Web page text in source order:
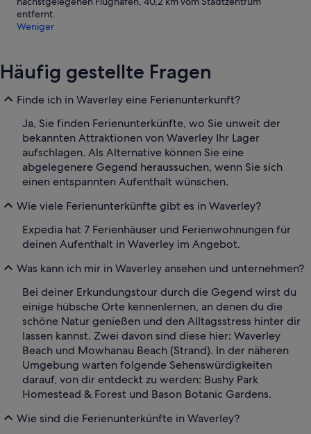
entfernt.
Weniger
Häufig gestellte Fragen
Finde ich in Waverley eine Ferienunterkunft?
Ja, Sie finden Ferienunterkünfte, wo Sie unweit der
bekannten Attraktionen von Waverley Ihr Lager
aufschlagen. Als Alternative können Sie eine
abgelegenere Gegend heraussuchen, wenn Sie sich
einen entspannten Aufenthalt wünschen.
Wie viele Ferienunterkünfte gibt es in Waverley?
Expedia hat 7 Ferienhäuser und Ferienwohnungen für
deinen Aufenthalt in Waverley im Angebot.
Was kann ich mir in Waverley ansehen und unternehmen?
Bei deiner Erkundungstour durch die Gegend wirst du
einige hübsche Orte kennenlernen, an denen du die
schöne Natur genießen und den Alltagsstress hinter dir
lassen kannst. Zwei davon sind diese hier: Waverley
Beach und Mowhanau Beach (Strand). In der näheren
Umgebung warten folgende Sehenswürdigkeiten
darauf, von dir entdeckt zu werden: Bushy Park
Homestead & Forest und Bason Botanic Gardens.
Wie sind die Ferienunterkünfte in Waverley?